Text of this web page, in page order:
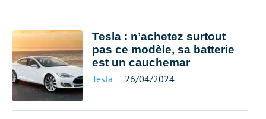
Tesla : n’achetez surtout
pas ce modèle, sa batterie
est un cauchemar
Tesla 26/04/2024